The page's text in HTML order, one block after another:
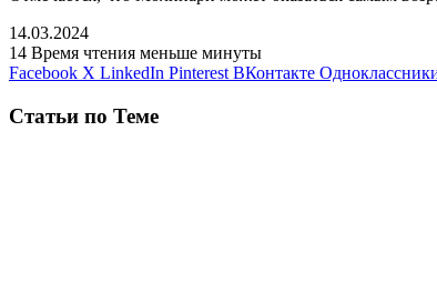
14.03.2024
14 Время чтения меньше минуты
Facebook X LinkedIn Pinterest ВКонтакте
Статьи по Теме